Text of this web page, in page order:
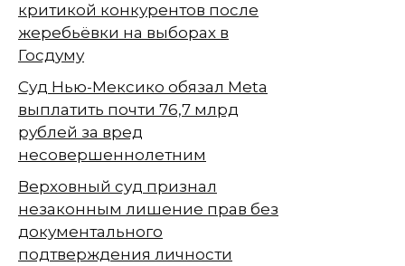
критикой конкурентов после
жеребьёвки на выборах в
Госдуму
Суд Нью-Мексико обязал Meta
выплатить почти 76,7 млрд
рублей за вред
несовершеннолетним
Верховный суд признал
незаконным лишение прав без
документального
подтверждения личности